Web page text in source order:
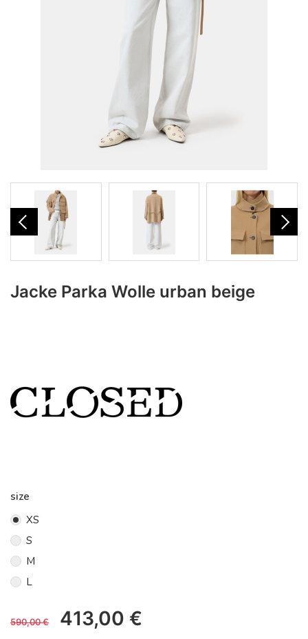
Jacke Parka Wolle urban beige
size
XS
S
M
L
590,00€ 413,00 €